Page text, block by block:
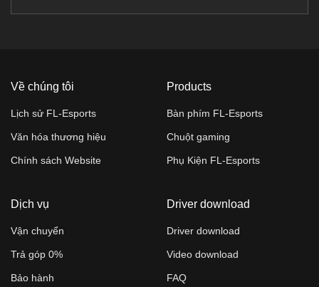
Về chúng tôi
Lịch sử FL-Esports
Văn hóa thương hiệu
Chính sách Website
Products
Bàn phím FL-Esports
Chuột gaming
Phụ Kiện FL-Esports
Dịch vụ
Vận chuyển
Trả góp 0%
Bảo hành
Driver download
Driver download
Video download
FAQ